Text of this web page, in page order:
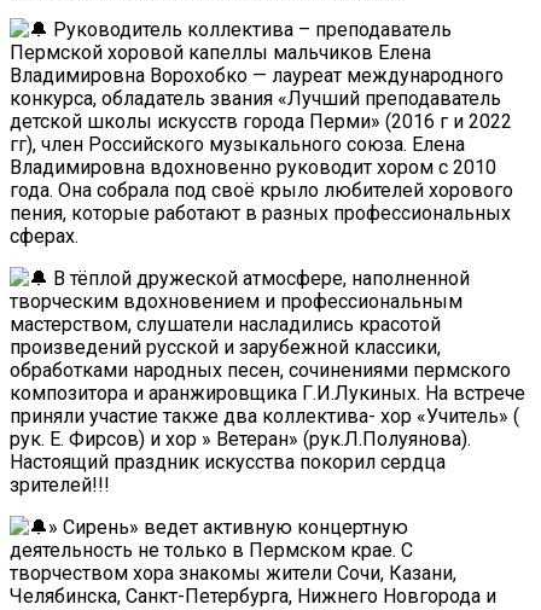
Руководитель коллектива – преподаватель
Пермской хоровой капеллы мальчиков Елена
Владимировна Ворохобко — лауреат международного
конкурса, обладатель звания «Лучший преподаватель
детской школы искусств города Перми» (2016 г и 2022
гг), член Российского музыкального союза. Елена
Владимировна вдохновенно руководит хором с 2010
года. Она собрала под своё крыло любителей хорового
пения, которые работают в разных профессиональных
сферах.
В тёплой дружеской атмосфере, наполненной
творческим вдохновением и профессиональным
мастерством, слушатели насладились красотой
произведений русской и зарубежной классики,
обработками народных песен, сочинениями пермского
композитора и аранжировщика Г.И.Лукиных. На встрече
приняли участие также два коллектива- хор «Учитель» (
рук. Е. Фирсов) и хор » Ветеран» (рук.Л.Полуянова).
Настоящий праздник искусства покорил сердца
зрителей!!!
» Сирень» ведет активную концертную
деятельность не только в Пермском крае. С
творчеством хора знакомы жители Сочи, Казани,
Челябинска, Санкт-Петербурга, Нижнего Новгорода и